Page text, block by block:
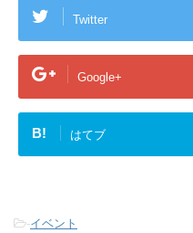
Twitter
Google+
B! はてブ
-イベント